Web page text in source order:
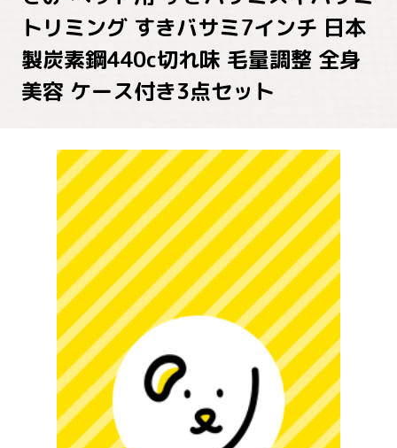
トリミング すきバサミ7インチ 日本
製炭素鋼440c切れ味 毛量調整 全身
美容 ケース付き3点セット